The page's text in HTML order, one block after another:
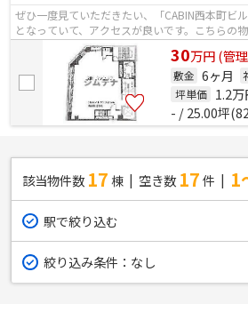
ぜひ一度見ていただきたい、「CABIN西本町ビ
となっていて、アクセスが良いです。こちらの
ています。好評の駅近物件となってお...
30万円(管
敷金 6ヶ月
坪単価 1.2万
- / 25.00坪
該当物件数 17棟 空き数 17件 1
駅で絞り込む
絞り込み条件： なし